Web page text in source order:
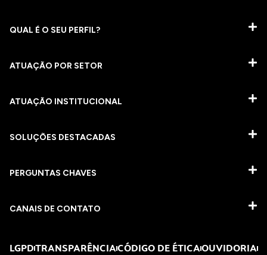
QUAL É O SEU PERFIL?
ATUAÇÃO POR SETOR
ATUAÇÃO INSTITUCIONAL
SOLUÇÕES DESTACADAS
PERGUNTAS CHAVES​
CANAIS DE CONTATO
LGPDTRANSPARÊNCIACÓDIGO DE ÉTICAOUVIDORIA